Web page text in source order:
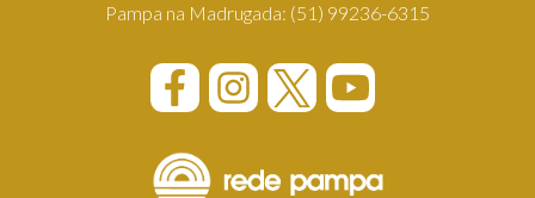
Pampa na Madrugada: (51) 99236-6315